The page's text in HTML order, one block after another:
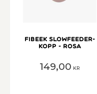
Fibeek Slowfeeder-
kopp - Rosa
149,00 KR